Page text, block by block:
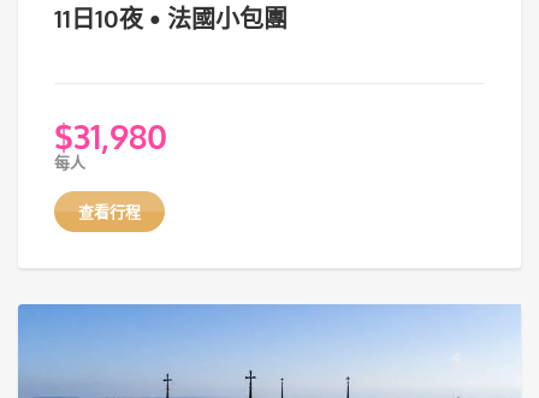
11日10夜 • 法國小包團
$31,980
每人
查看行程